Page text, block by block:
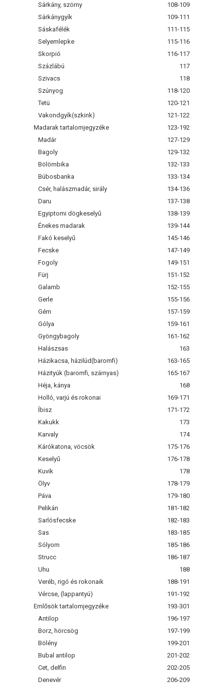
Sárkány, szörny
108-109
Sárkánygyík
109-111
Sáskafélék
111-115
Selyemlepke
115-116
Skorpió
116-117
Százlábú
117
Szivacs
118
Szúnyog
118-120
Tetü
120-121
Vakondgyík(szkink)
121-122
Madarak tartalomjegyzéke
123-192
Madár
127-129
Bagoly
129-132
Bölömbika
132-133
Búbosbanka
133-134
Csér, halászmadár, sirály
134-136
Daru
137-138
Egyiptomi dögkeselyű
138-139
Énekes madarak
139-144
Fakó keselyű
145-146
Fecske
147-149
Fogoly
149-151
Fürj
151-152
Galamb
152-155
Gerle
155-156
Gém
157-159
Gólya
159-161
Gyöngybagoly
161-162
Halászsas
163
Házikacsa, házilúd(baromfi)
163-165
Házityúk (baromfi, szárnyas)
165-167
Héja, kánya
168
Holló, varjú és rokonai
169-171
Íbisz
171-172
Kakukk
173
Karvaly
174
Kárókatona, vöcsök
175-176
Keselyű
176-178
Kuvik
178
Ölyv
178-179
Páva
179-180
Pelikán
181-182
Sarlósfecske
182-183
Sas
183-185
Sólyom
185-186
Strucc
186-187
Uhu
188
Veréb, rigó és rokonaik
188-191
Vércse, (lappantyú)
191-192
Emlősök tartalomjegyzéke
193-301
Antilop
196-197
Borz, hörcsög
197-199
Bölény
199-201
Bubal antilop
201-202
Cet, delfin
202-205
Denevér
206-209